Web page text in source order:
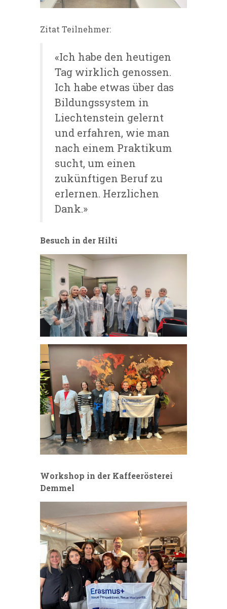
Zitat Teilnehmer:
«Ich habe den heutigen
Tag wirklich genossen.
Ich habe etwas über das
Bildungssystem in
Liechtenstein gelernt
und erfahren, wie man
nach einem Praktikum
sucht, um einen
zukünftigen Beruf zu
erlernen. Herzlichen
Dank.»
Besuch in der Hilti
Workshop in der Kaffeerösterei
Demmel